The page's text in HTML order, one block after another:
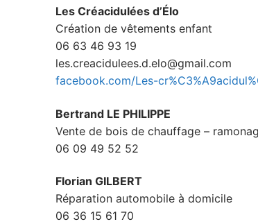
Les Créacidulées d’Élo
Création de vêtements enfant
06 63 46 93 19
les.creacidulees.d.elo@gmail.com
facebook.com/Les-
Bertrand LE PHILIPPE
Vente de bois de chauffage –
06 09 49 52 52
Florian GILBERT
Réparation automobile à domicile
06 36 15 61 70